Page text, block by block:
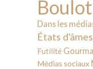
Boulot
Dans les
États d'âmes
Futilité
Médias sociaux